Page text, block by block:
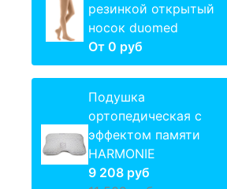
резинкой открытый
носок duomed
От 0 руб
Подушка
ортопедическая с
эффектом памяти
HARMONIE
9 208 руб